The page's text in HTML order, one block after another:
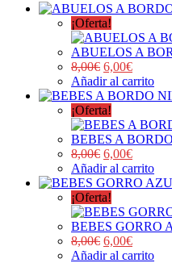
¡Oferta!
ABUELOS A
8,00€ 6,00€
Añadir al carrito
¡Oferta!
BEBES A
8,00€ 6,00€
Añadir al carrito
¡Oferta!
BEBES GORRO
8,00€ 6,00€
Añadir al carrito